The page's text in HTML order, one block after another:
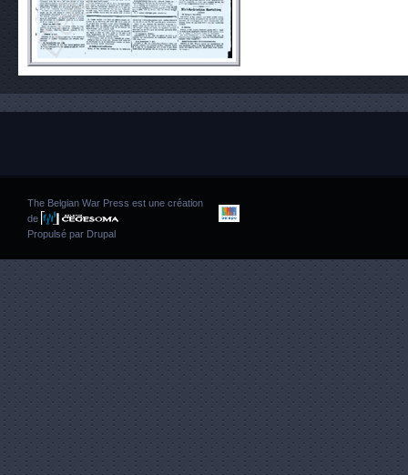
The Belgian War Press est une création
de
Propulsé par Drupal